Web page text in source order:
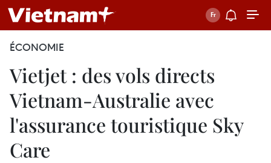
ÉCONOMIE
Vietjet : des vols directs
Vietnam-Australie avec
l'assurance touristique Sky
Care